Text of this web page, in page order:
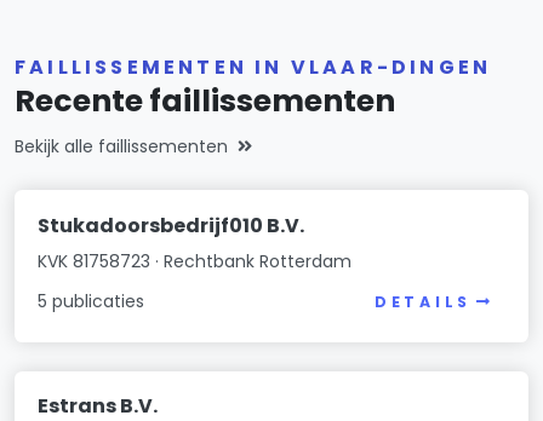
FAILLISSEMENTEN IN VLAAR-DINGEN
Recente faillissementen
Bekijk alle faillissementen
Stukadoorsbedrijf010 B.V.
KVK 81758723 · Rechtbank Rotterdam
5 publicaties
DETAILS
Estrans B.V.